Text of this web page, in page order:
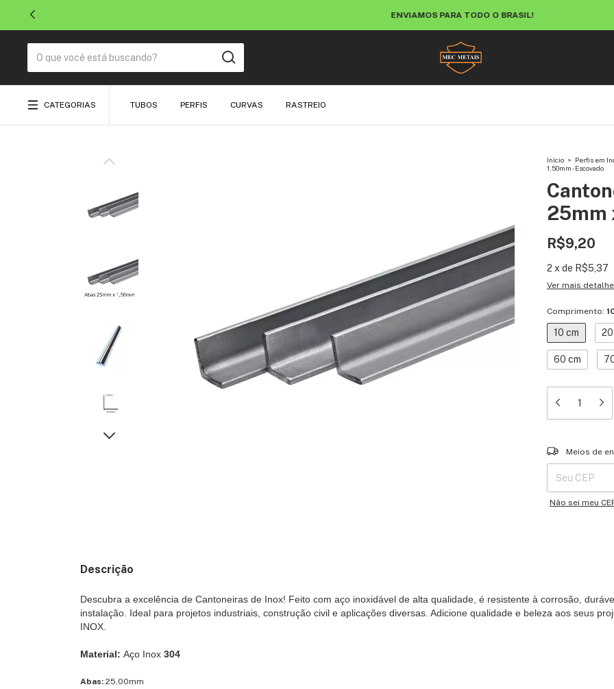
ENVIAMOS PARA TODO O BRASIL!
CATEGORIAS TUBOS PERFIS CURVAS RASTREIO
Início > Perfis em
1,50mm - Escovado
25mm
R$9,20
2 x de R$5,37
Ver mais
Comprimento:
10 cm
60 cm
Entregas para o
Meios de
Não sei meu
Descrição
Descubra a excelência de Cantoneiras de Inox! Feito com aço inoxidável de alta qualidade, é resistente à corrosão,
instalação. Ideal para projetos industriais, construção civil e aplicações diversas. Adicione qualidade e beleza aos seus
INOX.
Material: Aço Inox 304
Abas: 25,00mm